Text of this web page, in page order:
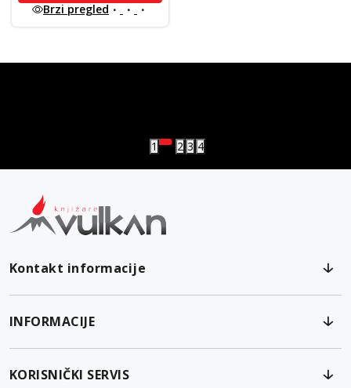
Brzi pregled
1 2 3 4
Kontakt informacije
INFORMACIJE
KORISNIČKI SERVIS